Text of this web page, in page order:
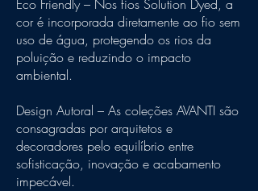
Eco Friendly – Nos fios Solution Dyed, a
cor é incorporada diretamente ao fio sem
uso de água, protegendo os rios da
poluição e reduzindo o impacto
ambiental.
Design Autoral – As coleções AVANTI são
consagradas por arquitetos e
decoradores pelo equilíbrio entre
sofisticação, inovação e acabamento
impecável.